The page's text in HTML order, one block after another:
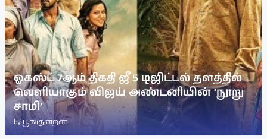
ஓகஸ்ட் 7ஆம் திகதி ஜீ 5 டிஜிட்டல் தளத்தில்
வெளியாகும் விஜய் அண்டனியின் ‘நூறு
சாமி’
byபூங்குன்றன்